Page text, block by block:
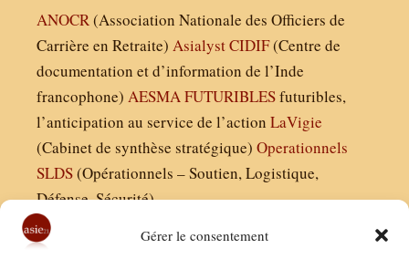
Gérer le consentement
ANOCR(Association Nationale des Officiers de
Carrière en Retraite) AsialystCIDIF(Centre de
documentation et d’information de l’Inde
francophone) AESMAFUTURIBLESfuturibles,
l’anticipation au service de l’action LaVigie
(Cabinet de synthèse stratégique) Operationnels
SLDS(Opérationnels – Soutien, Logistique,
Défense, Sécurité)